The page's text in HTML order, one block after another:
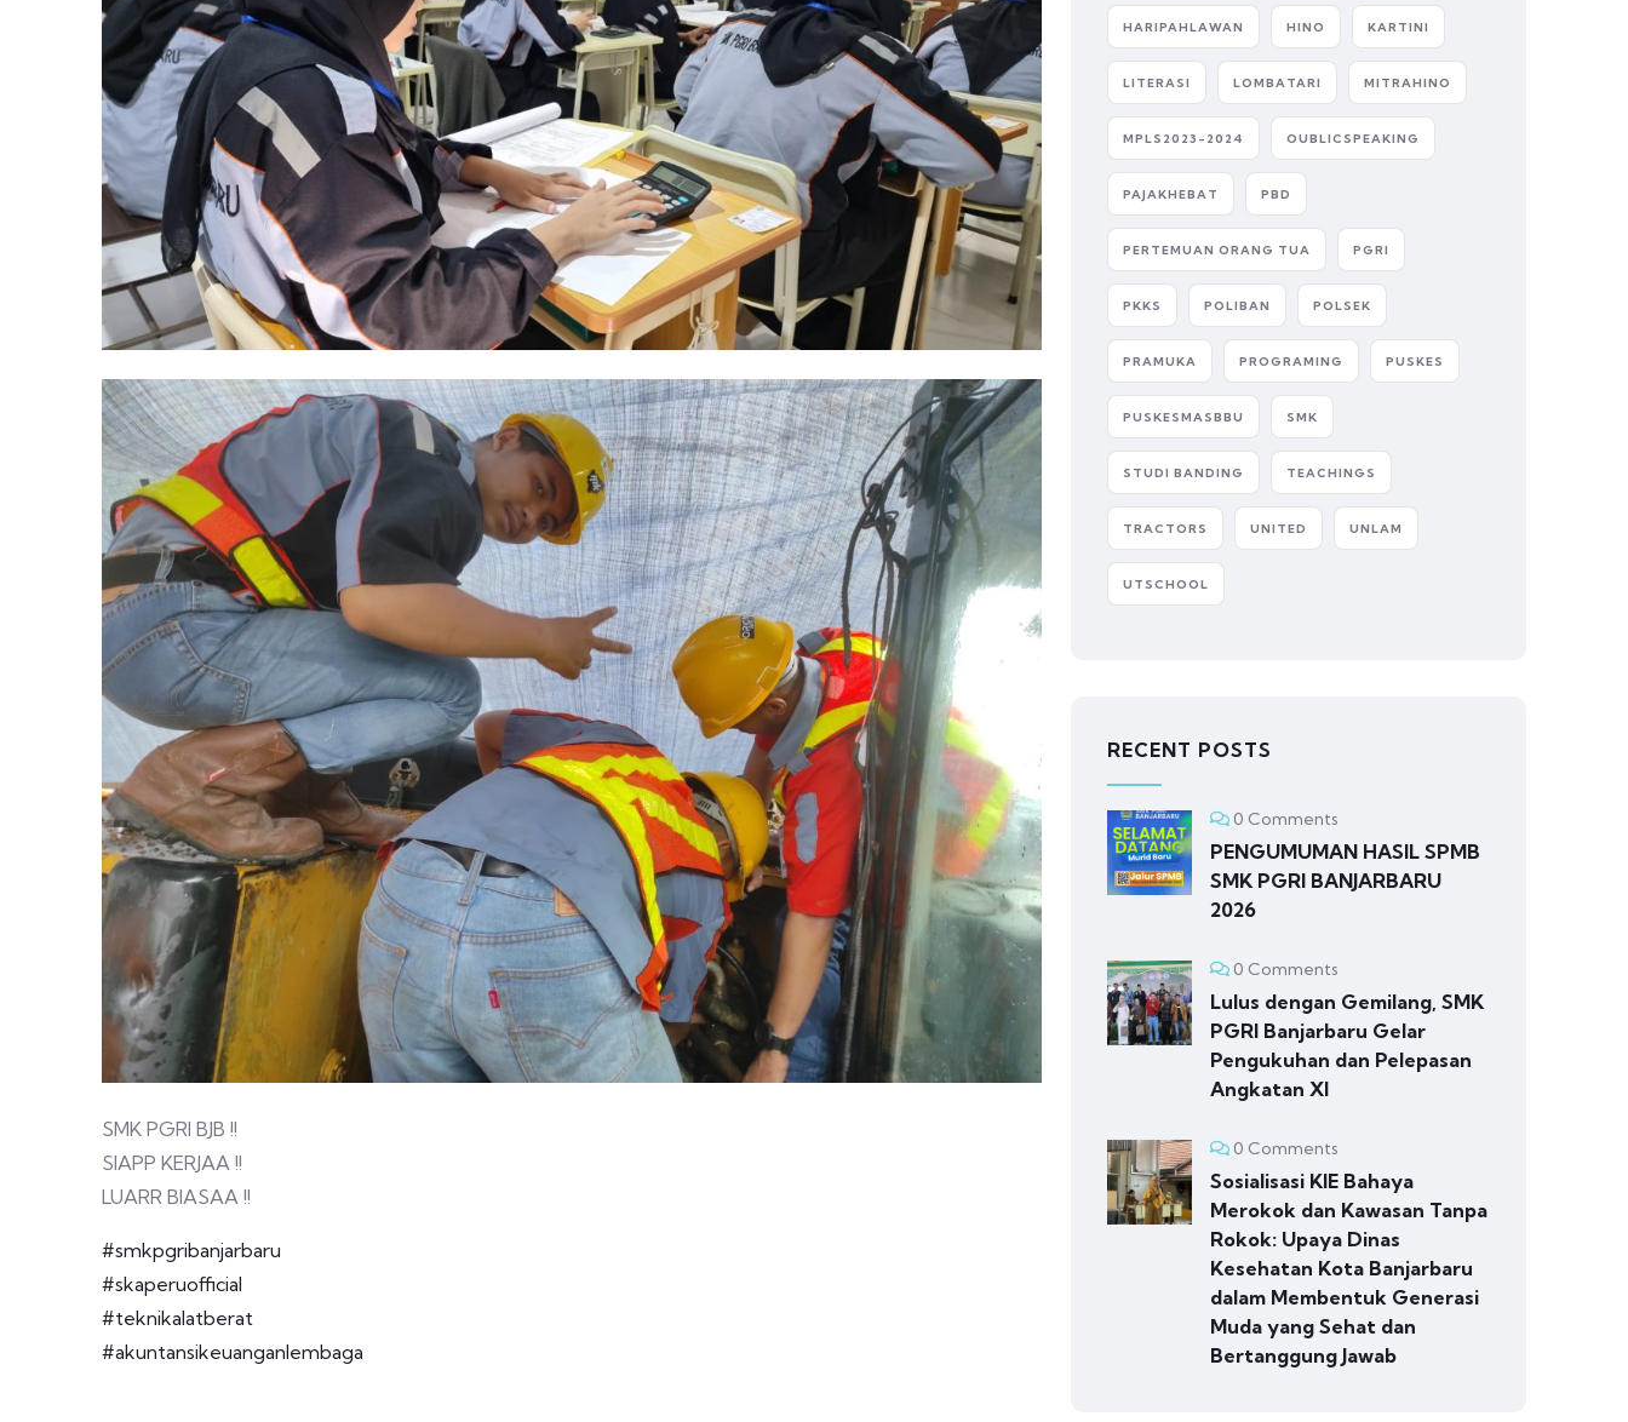
SMK PGRI BJB !!
SIAPP KERJAA !!
LUARR BIASAA !!
#smkpgribanjarbaru
#skaperuofficial
#teknikalatberat
#akuntansikeuanganlembaga
HARIPAHLAWAN HINO KARTINI
LITERASI LOMBATARI MITRAHINO
MPLS2023-2024 OUBLICSPEAKING
PAJAKHEBAT PBD
PERTEMUAN ORANG TUA PGRI
PKKS POLIBAN POLSEK
PRAMUKA PROGRAMING PUSKES
PUSKESMASBBU SMK
STUDI BANDING TEACHINGS
TRACTORS UNITED UNLAM
UTSCHOOL
RECENT POSTS
0 Comments
PENGUMUMAN HASIL SPMB
SMK PGRI BANJARBARU
2026
0 Comments
Lulus dengan Gemilang, SMK
PGRI Banjarbaru Gelar
Pengukuhan dan Pelepasan
Angkatan XI
0 Comments
Sosialisasi KIE Bahaya
Merokok dan Kawasan Tanpa
Rokok: Upaya Dinas
Kesehatan Kota Banjarbaru
dalam Membentuk Generasi
Muda yang Sehat dan
Bertanggung Jawab